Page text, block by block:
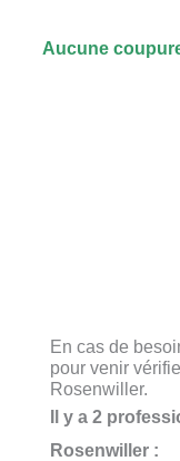
Aucune
En cas de
pour venir
Rosenwiller.
Il y a 2
Rosenwiller :